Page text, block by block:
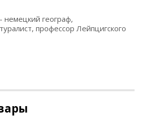
немецкий географ,
профессор Лейпцигского